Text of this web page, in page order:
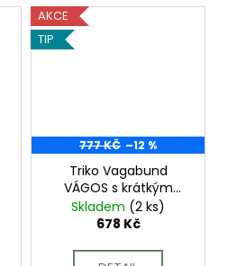
AKCE
TIP
777 KČ –12 %
Triko Vagabund
VÁGOS s krátkým
rukávem unisex černé
(black)
Skladem (2 ks)
678 Kč